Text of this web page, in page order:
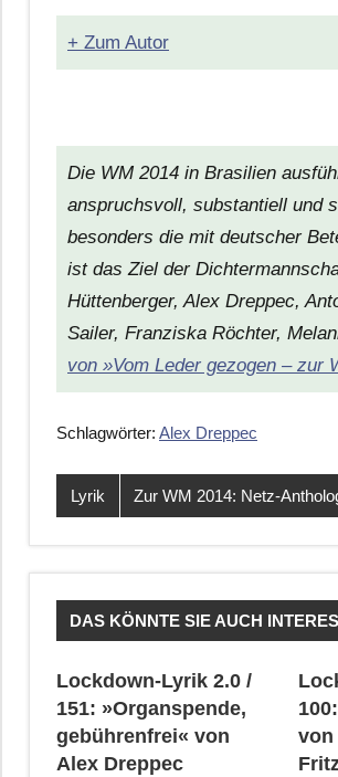
+ Zum Autor
Die WM 2014 in Brasilien
anspruchsvoll, substantiell und
besonders die mit deutscher
ist das Ziel der
Hüttenberger, Alex Dreppec,
Sailer, Franziska Röchter,
von »Vom Leder gezogen – zur
Schlagwörter: Alex Dreppec
Lyrik Zur WM 2014: Netz-
DAS KÖNNTE SIE AUCH
Lockdown-Lyrik 2.0 /
151: »Organspende,
gebührenfrei« von
Alex Dreppec
von